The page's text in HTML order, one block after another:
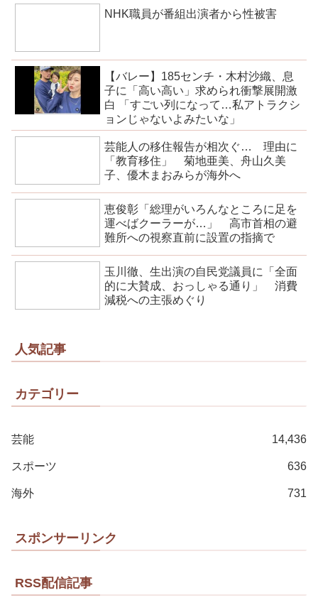
NHK職員が番組出演者から性被害
【バレー】185センチ・木村沙織、息
子に「高い高い」求められ衝撃展開激
白 「すごい列になって…私アトラクシ
ョンじゃないよみたいな」
芸能人の移住報告が相次ぐ… 理由に
「教育移住」 菊地亜美、舟山久美
子、優木まおみらが海外へ
恵俊彰「総理がいろんなところに足を
運べばクーラーが…」 高市首相の避
難所への視察直前に設置の指摘で
玉川徹、生出演の自民党議員に「全面
的に大賛成、おっしゃる通り」 消費
減税への主張めぐり
人気記事
カテゴリー
芸能 14,436
スポーツ 636
海外 731
スポンサーリンク
RSS配信記事